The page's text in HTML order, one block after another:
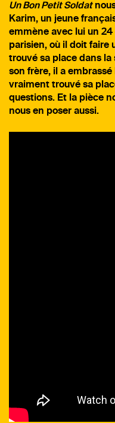
Un Bon Petit Soldat
Karim, un jeune
emmène avec lui un
parisien, où il doit faire
trouvé sa place dans
son frère, il a embrassé
vraiment trouvé sa
questions. Et la pièce
nous en poser aussi.